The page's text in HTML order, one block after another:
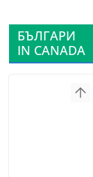
БЪЛГАРИ
IN CANADA